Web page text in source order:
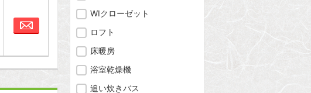
お問合わせ
WIクローゼット
ロフト
床暖房
浴室乾燥機
追い炊きバス